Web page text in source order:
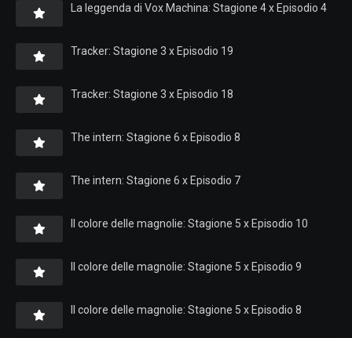
La leggenda di Vox Machina: Stagione 4 x Episodio 4
Tracker: Stagione 3 x Episodio 19
Tracker: Stagione 3 x Episodio 18
The intern: Stagione 6 x Episodio 8
The intern: Stagione 6 x Episodio 7
Il colore delle magnolie: Stagione 5 x Episodio 10
Il colore delle magnolie: Stagione 5 x Episodio 9
Il colore delle magnolie: Stagione 5 x Episodio 8